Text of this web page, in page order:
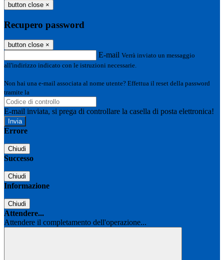
button close ×
Recupero password
button close ×
E-mail Verrà inviato un messaggio
all'indirizzo indicato con le istruzioni necessarie.
Non hai una e-mail associata al nome utente? Effettua il reset della password
tramite la
E-mail inviata, si prega di controllare la casella di posta elettronica!
Errore
Chiudi
Successo
Chiudi
Informazione
Chiudi
Attendere...
Attendere il completamento dell'operazione...